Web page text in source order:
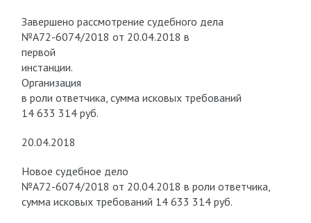
Завершено рассмотрение судебного дела
№А72-6074/2018 от 20.04.2018 в
первой
инстанции.
Организация
в роли ответчика, сумма исковых требований
14 633 314 руб.
20.04.2018
Новое судебное дело
№А72-6074/2018 от 20.04.2018 в роли ответчика,
сумма исковых требований 14 633 314 руб.